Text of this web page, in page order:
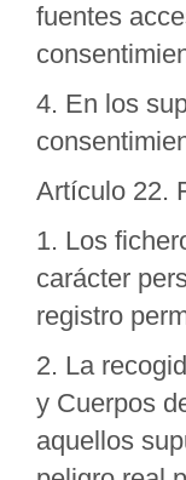
fuentes
4. En los
Artículo 22.
1. Los
carácter
registro
2. La
y Cuerpos
aquellos